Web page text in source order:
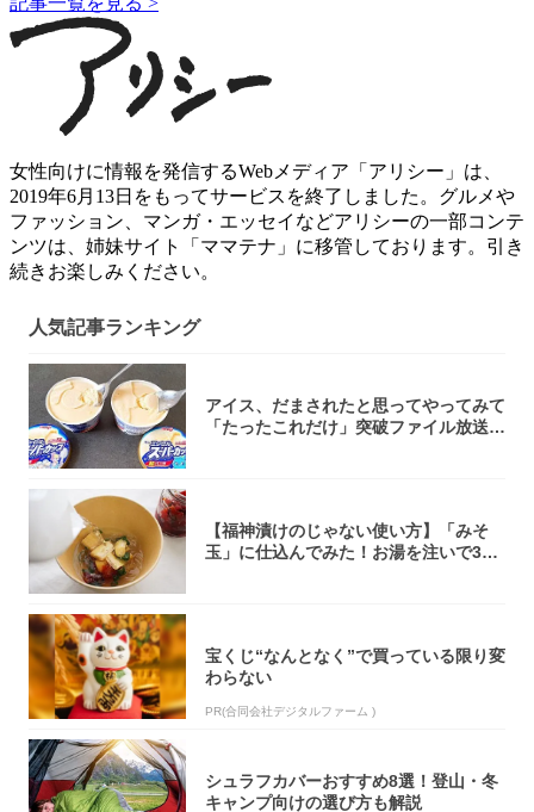
女性向けに情報を発信するWebメディア「アリシー」は、
2019年6月13日をもってサービスを終了しました。グルメや
ファッション、マンガ・エッセイなどアリシーの一部コンテ
ンツは、姉妹サイト「ママテナ」に移管しております。引き
続きお楽しみください。
人気記事ランキング
アイス、だまされたと思ってやってみて
「たったこれだけ」突破ファイル放送で
【福神漬けのじゃない使い方】「みそ
玉」に仕込んでみた！お湯を注いで30
宝くじ“なんとなく”で買っている限り変
わらない
PR(合同会社デジタルファーム )
シュラフカバーおすすめ8選！登山・冬
キャンプ向けの選び方も解説